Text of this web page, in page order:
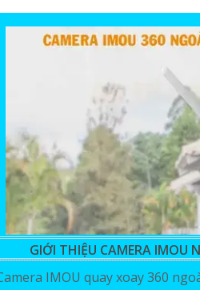
GIỚI THIỆU CAMERA IMOU
IMOU quay xoay 360